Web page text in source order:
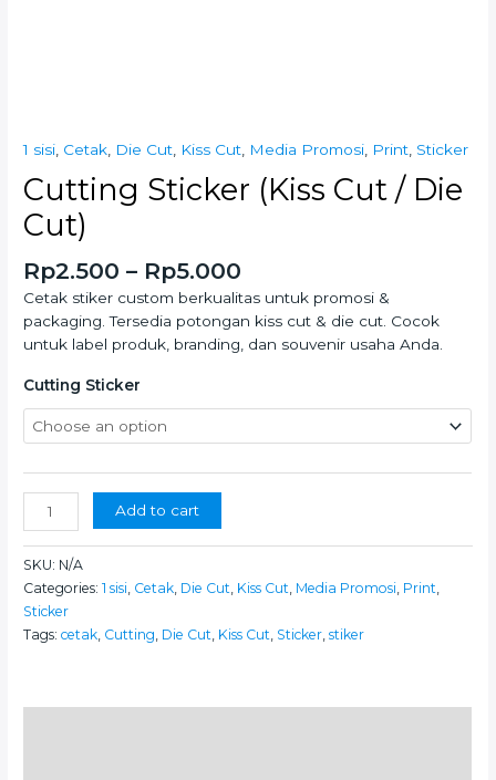
1 sisi Cetak Die Cut Kiss Cut Media Promosi Print Sticker
Cutting Sticker (Kiss Cut / Die
Cut)
Rp2.500 – Rp5.000
Cetak stiker custom berkualitas untuk promosi &
packaging. Tersedia potongan kiss cut & die cut. Cocok
untuk label produk, branding, dan souvenir usaha Anda.
Cutting Sticker
Add to cart
SKU: N/A
Categories:1 sisi, Cetak, Die Cut, Kiss Cut, Media Promosi, Print,
Sticker
Tags:cetak, Cutting, Die Cut, Kiss Cut, Sticker,stiker